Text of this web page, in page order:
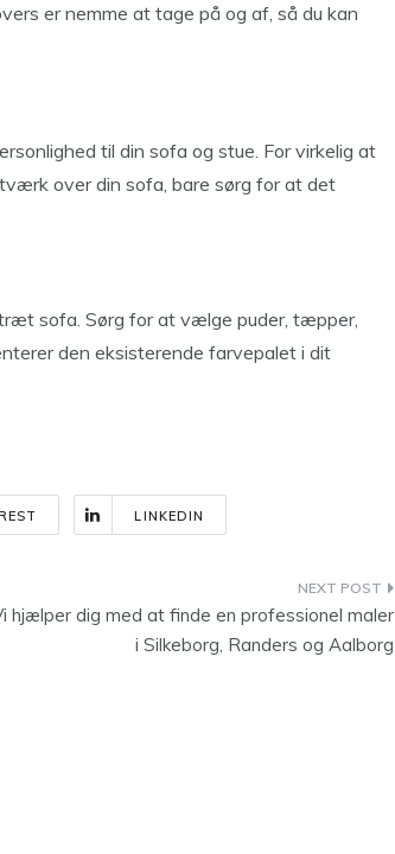
er nemme at tage på og af, så du kan
til din sofa og stue. For virkelig at
over din sofa, bare sørg for at det
sofa. Sørg for at vælge puder, tæpper,
den eksisterende farvepalet i dit
LINKEDIN
hjælper dig med at finde en professionel maler
i Silkeborg, Randers og Aalborg